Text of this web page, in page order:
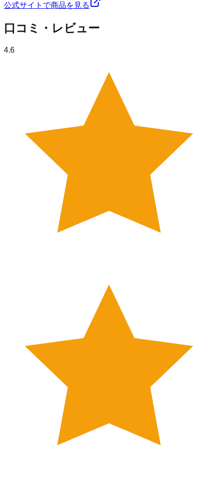
公式サイトで商品を見る
口コミ・レビュー
4.6